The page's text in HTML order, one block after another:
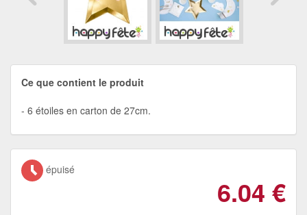
Ce que contient le produit
6 étoiles en carton de 27cm.
épuisé
6.04 €